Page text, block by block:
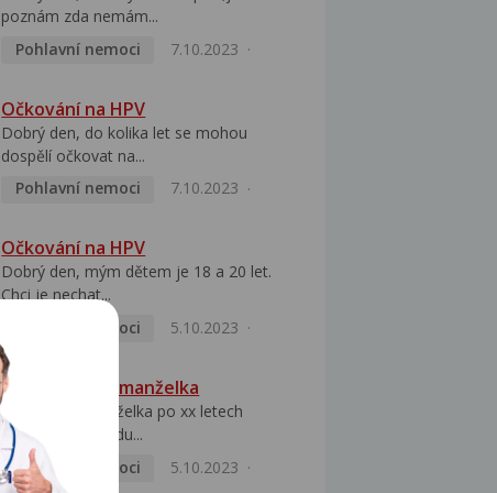
poznám zda nemám...
Pohlavní nemoci
7.10.2023
Očkování na HPV
Dobrý den, do kolika let se mohou
dospělí očkovat na...
Pohlavní nemoci
7.10.2023
Očkování na HPV
Dobrý den, mým dětem je 18 a 20 let.
Chci je nechat...
Pohlavní nemoci
5.10.2023
HPV pozitivní manželka
Dobrý den, manželka po xx letech
přivezla z Východu...
Pohlavní nemoci
5.10.2023